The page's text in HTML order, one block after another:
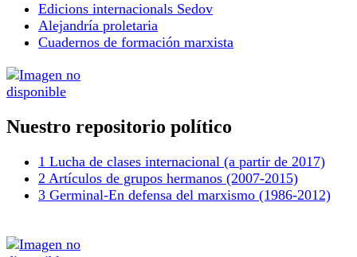
Edicions internacionals Sedov
Alejandría proletaria
Cuadernos de formación marxista
Nuestro repositorio político
1 Lucha de clases internacional (a partir de 2017)
2 Artículos de grupos hermanos (2007-2015)
3 Germinal-En defensa del marxismo (1986-2012)